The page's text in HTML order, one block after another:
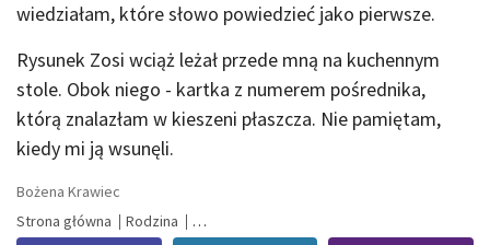
wiedziałam, które słowo powiedzieć jako pierwsze.
Rysunek Zosi wciąż leżał przede mną na kuchennym
stole. Obok niego - kartka z numerem pośrednika,
którą znalazłam w kieszeni płaszcza. Nie pamiętam,
kiedy mi ją wsunęli.
Bożena Krawiec
Strona główna
Rodzina